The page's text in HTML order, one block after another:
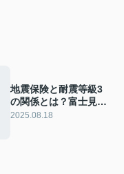
地震保険と耐震等級3
の関係とは？富士見市
で安心して暮らすため
2025.08.18